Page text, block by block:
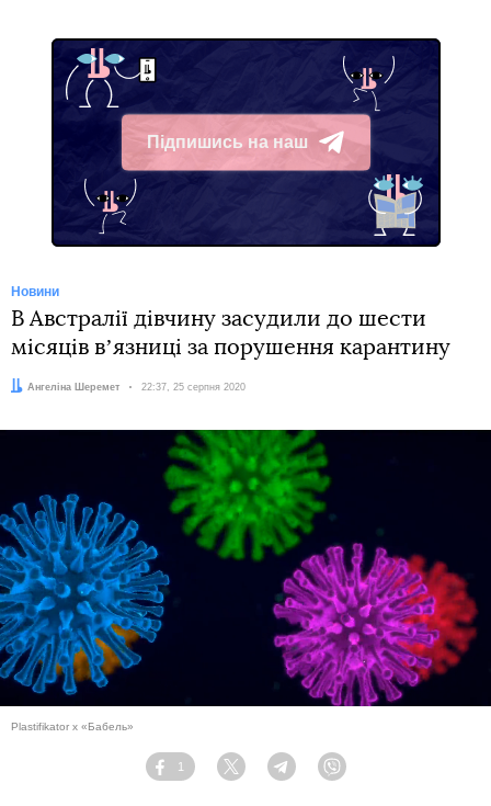
Підпишись на наш
Telegram
Новини
В Австралії дівчину засудили до шести
місяців вʼязниці за порушення карантину
Автор:
Ангеліна Шеремет Дата:
22:37, 25 серпня 2020
Plastifikator x «Бабель»
Facebook
1
Twitter TelegramViber